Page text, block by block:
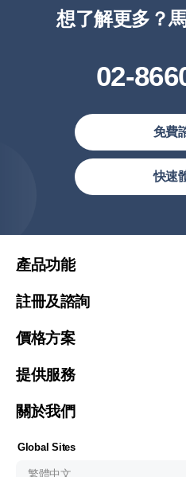
想了解更多？
02-
免費
快速
產品功能
註冊及諮詢
價格方案
提供服務
關於我們
Global Sites
繁體中文
繁體中文
United States (English)
Việt Nam (Tiếng Việt)
한국 (한국어)
Indonesia (Bahasa Indonesia)
Philipines(English)
Узбекистан (русский)